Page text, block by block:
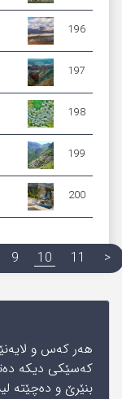
196
197
198
199
200
9 10 11 >
هه‌ر كه‌س و
كه‌سێكی‌ دیكه‌
بنێرێ‌ و ده‌چێته‌